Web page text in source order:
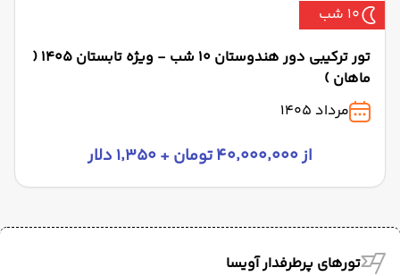
10 شب
تور ترکیبی دور هندوستان 10 شب - ویژه تابستان 1405 (
ماهان )
مرداد 1405
از ۴۰٬۰۰۰٬۰۰۰ تومان + ۱٬۳۵۰ دلار
تورهای پرطرفدار آویسا